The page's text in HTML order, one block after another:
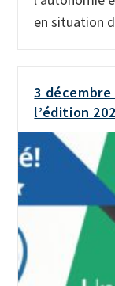
en situation
3 décembre
l’édition